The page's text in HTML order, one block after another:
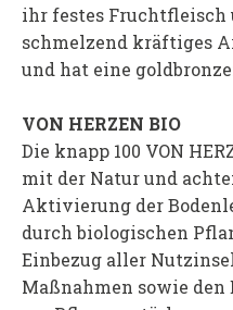
ihr festes
schmelzend kräftiges
und hat eine
VON HERZEN BIO
Die knapp 100 VON
mit der Natur und
Aktivierung der
durch biologischen
Einbezug aller
Maßnahmen sowie